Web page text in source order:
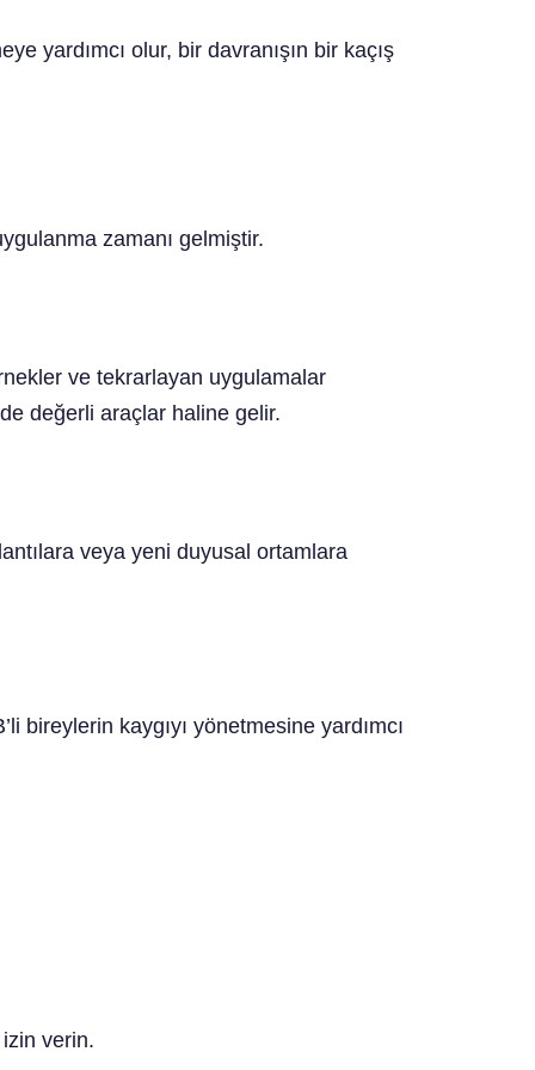
yardımcı olur, bir davranışın bir kaçış
zamanı gelmiştir.
ve tekrarlayan uygulamalar
değerli araçlar haline gelir.
veya yeni duyusal ortamlara
kaygıyı yönetmesine yardımcı
verin.